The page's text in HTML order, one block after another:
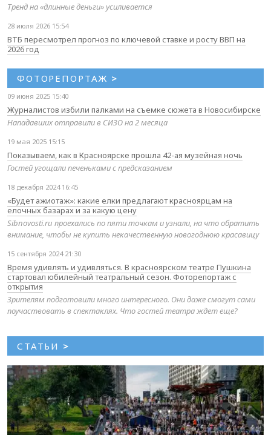
Тренд на «длинные деньги» усиливается
28 июля 2026 15:54
ВТБ пересмотрел прогноз по ключевой ставке и росту ВВП на
2026 год
ФОТОРЕПОРТАЖ >
09 июня 2025 15:40
Журналистов избили палками на съемке сюжета в Новосибирске
Нападавших отправили в СИЗО на 2 месяца
19 мая 2025 15:15
Показываем, как в Красноярске прошла 42-ая музейная ночь
Гостей угощали печеньками с предсказанием
18 декабря 2024 16:45
«Будет ажиотаж»: какие елки предлагают красноярцам на
елочных базарах и за какую цену
Sibnovosti.ru проехались по пяти точкам и узнали, на что обратить
внимание, чтобы не купить некачественную новогоднюю красавицу
15 сентября 2024 21:30
Время удивлять и удивляться. В красноярском театре Пушкина
стартовал юбилейный театральный сезон. Фоторепортаж с
открытия
Зрителям подготовили много интересного. Они даже смогут сами
поучаствовать в спектаклях. Что гостей театра ждет еще?
СТАТЬИ >